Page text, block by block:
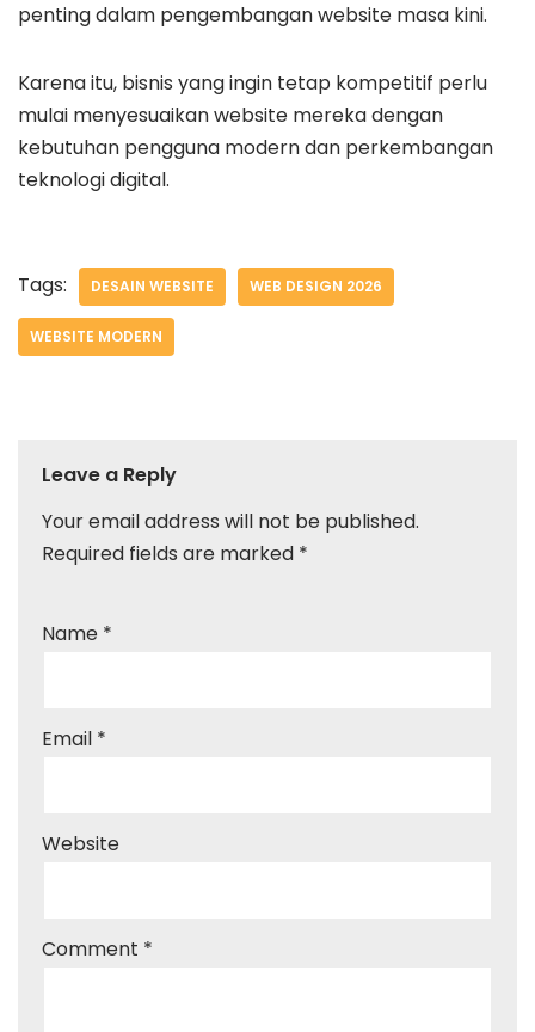
penting dalam pengembangan website masa kini.
Karena itu, bisnis yang ingin tetap kompetitif perlu
mulai menyesuaikan website mereka dengan
kebutuhan pengguna modern dan perkembangan
teknologi digital.
Tags: DESAIN WEBSITE WEB DESIGN 2026
WEBSITE MODERN
Leave a Reply
Your email address will not be published.
Required fields are marked *
Name *
Email *
Website
Comment *